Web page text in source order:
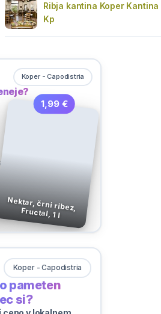
Ribja kantina Koper Kantina
Kp
Koper - Capodistria
1,99 €
Nektar, črni ribez,
Fructal, 1 l
Koper - Capodistria
pameten
si?